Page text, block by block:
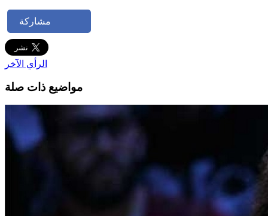
مشاركة
الرأي الآخر
مواضيع ذات صلة